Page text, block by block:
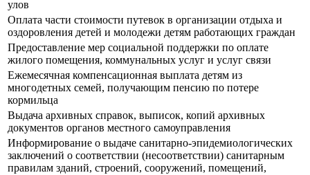
улов
Оплата части стоимости путевок в организации отдыха и
оздоровления детей и молодежи детям работающих граждан
Предоставление мер социальной поддержки по оплате
жилого помещения, коммунальных услуг и услуг связи
Ежемесячная компенсационная выплата детям из
многодетных семей, получающим пенсию по потере
кормильца
Выдача архивных справок, выписок, копий архивных
документов органов местного самоуправления
Информирование о выдаче санитарно-эпидемиологических
заключений о соответствии (несоответствии) санитарным
правилам зданий, строений, сооружений, помещений,